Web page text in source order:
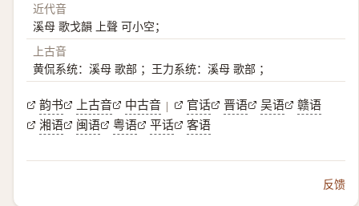
近代音
溪母 歌戈韻 上聲 可小空；
上古音
黄侃系统：溪母 歌部 ；王力系统：溪母 歌部 ；
韵书 上古音 中古音 | 官话 晋语 吴语
赣语
湘语
闽语 粤语 平话 客语
反馈